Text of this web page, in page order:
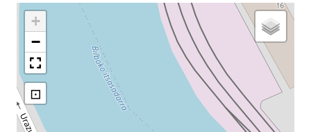
+
−
⊡